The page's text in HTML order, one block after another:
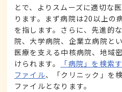
とで、よりスムーズに適切な
ります。まず病院は20以上の
を指します。さらに、先進的
院、大学病院、企業立病院と
医療を支える中核病院、地域
けられます。
「病院」を検索
ファイル、「クリニック」を
ファイルとなります。